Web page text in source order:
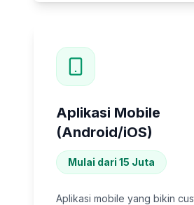
Aplikasi Mobile
(Android/iOS)
Mulai dari 15 Juta
Aplikasi mobile yang bikin